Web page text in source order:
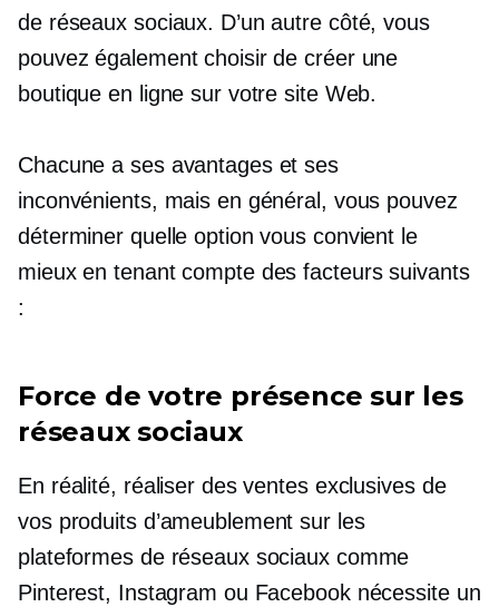
de réseaux sociaux. D’un autre côté, vous
pouvez également choisir de créer une
boutique en ligne sur votre site Web.
Chacune a ses avantages et ses
inconvénients, mais en général, vous pouvez
déterminer quelle option vous convient le
mieux en tenant compte des facteurs suivants
:
Force de votre présence sur les
réseaux sociaux
En réalité, réaliser des ventes exclusives de
vos produits d’ameublement sur les
plateformes de réseaux sociaux comme
Pinterest, Instagram ou Facebook nécessite un